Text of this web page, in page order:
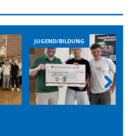
JUGEND/BILDUNG JUGEND/
Nex
t